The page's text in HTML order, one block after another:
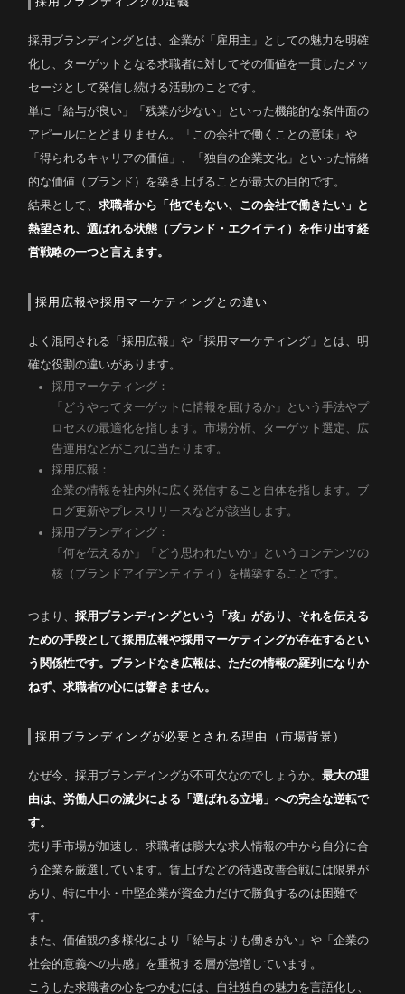
採用ブランディングとは、企業が「雇用主」としての魅力を明確
化し、ターゲットとなる求職者に対してその価値を一貫したメッ
セージとして発信し続ける活動のことです。
単に「給与が良い」「残業が少ない」といった機能的な条件面の
アピールにとどまりません。「この会社で働くことの意味」や
「得られるキャリアの価値」、「独自の企業文化」といった情緒
的な価値（ブランド）を築き上げることが最大の目的です。
結果として、求職者から「他でもない、この会社で働きたい」と
熱望され、選ばれる状態（ブランド・エクイティ）を作り出す経
営戦略の一つと言えます。
採用広報や採用マーケティングとの違い
よく混同される「採用広報」や「採用マーケティング」とは、明
確な役割の違いがあります。
採用マーケティング：
「どうやってターゲットに情報を届けるか」という手法やプ
ロセスの最適化を指します。市場分析、ターゲット選定、広
告運用などがこれに当たります。
採用広報：
企業の情報を社内外に広く発信すること自体を指します。ブ
ログ更新やプレスリリースなどが該当します。
採用ブランディング：
「何を伝えるか」「どう思われたいか」というコンテンツの
核（ブランドアイデンティティ）を構築することです。
つまり、採用ブランディングという「核」があり、それを伝える
ための手段として採用広報や採用マーケティングが存在するとい
う関係性です。ブランドなき広報は、ただの情報の羅列になりか
ねず、求職者の心には響きません。
採用ブランディングが必要とされる理由（市場背景）
なぜ今、採用ブランディングが不可欠なのでしょうか。最大の理
由は、労働人口の減少による「選ばれる立場」への完全な逆転で
す。
売り手市場が加速し、求職者は膨大な求人情報の中から自分に合
う企業を厳選しています。賃上げなどの待遇改善合戦には限界が
あり、特に中小・中堅企業が資金力だけで勝負するのは困難で
す。
また、価値観の多様化により「給与よりも働きがい」や「企業の
社会的意義への共感」を重視する層が急増しています。
こうした求職者の心をつかむには、自社独自の魅力を言語化し、